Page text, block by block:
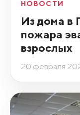
НОВОСТИ
Из дома в
пожара
взрослых
20 февраля